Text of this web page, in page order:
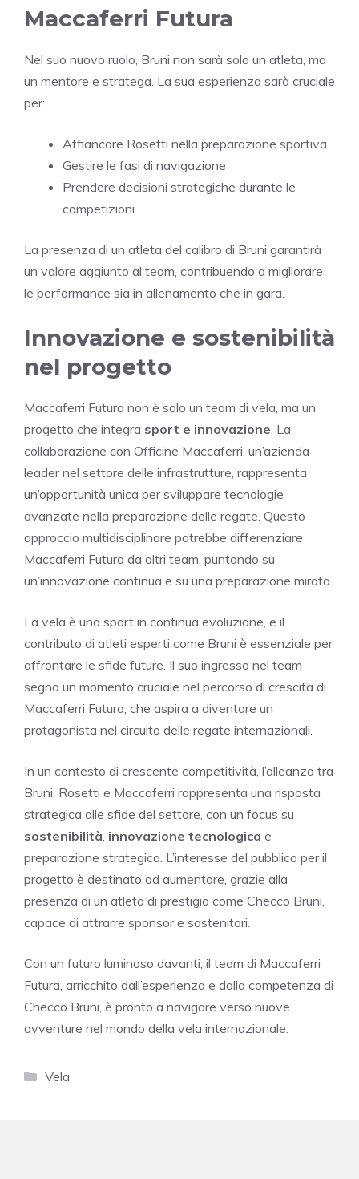
Maccaferri Futura
Nel suo nuovo ruolo, Bruni non sarà solo un atleta, ma
un mentore e stratega. La sua esperienza sarà cruciale
per:
Affiancare Rosetti nella preparazione sportiva
Gestire le fasi di navigazione
Prendere decisioni strategiche durante le
competizioni
La presenza di un atleta del calibro di Bruni garantirà
un valore aggiunto al team, contribuendo a migliorare
le performance sia in allenamento che in gara.
Innovazione e sostenibilità
nel progetto
Maccaferri Futura non è solo un team di vela, ma un
progetto che integra sport e innovazione . La
collaborazione con Officine Maccaferri, un’azienda
leader nel settore delle infrastrutture, rappresenta
un’opportunità unica per sviluppare tecnologie
avanzate nella preparazione delle regate. Questo
approccio multidisciplinare potrebbe differenziare
Maccaferri Futura da altri team, puntando su
un’innovazione continua e su una preparazione mirata.
La vela è uno sport in continua evoluzione, e il
contributo di atleti esperti come Bruni è essenziale per
affrontare le sfide future. Il suo ingresso nel team
segna un momento cruciale nel percorso di crescita di
Maccaferri Futura, che aspira a diventare un
protagonista nel circuito delle regate internazionali.
In un contesto di crescente competitività, l’alleanza tra
Bruni, Rosetti e Maccaferri rappresenta una risposta
strategica alle sfide del settore, con un focus su
sostenibilità innovazione tecnologica e
preparazione strategica. L’interesse del pubblico per il
progetto è destinato ad aumentare, grazie alla
presenza di un atleta di prestigio come Checco Bruni,
capace di attrarre sponsor e sostenitori.
Con un futuro luminoso davanti, il team di Maccaferri
Futura, arricchito dall’esperienza e dalla competenza di
Checco Bruni, è pronto a navigare verso nuove
avventure nel mondo della vela internazionale.
Categorie
Vela